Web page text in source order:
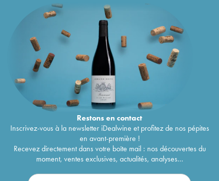
Restons encontact
Inscrivez-vous à la newsletter iDealwine et profitez de nos pépites
en avant-première !
Recevez directement dans votre boîte mail : nos découvertes du
moment, ventes exclusives, actualités, analyses...